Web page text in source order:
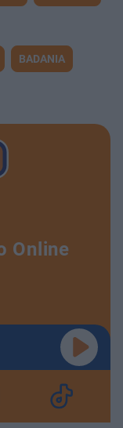
BADANIA
Online